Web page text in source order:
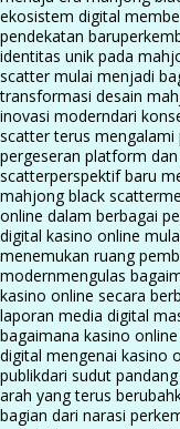
ekosistem digital
pendekatan baru
identitas unik pada
scatter mulai menjadi
transformasi desain
inovasi moderndari
scatter terus mengalami
pergeseran platform
scatterperspektif baru
mahjong black scatter
online dalam berbagai
digital kasino online
menemukan ruang
modernmengulas
kasino online secara
laporan media digital
bagaimana kasino
digital mengenai kasino
publikdari sudut
arah yang terus berubah
bagian dari narasi